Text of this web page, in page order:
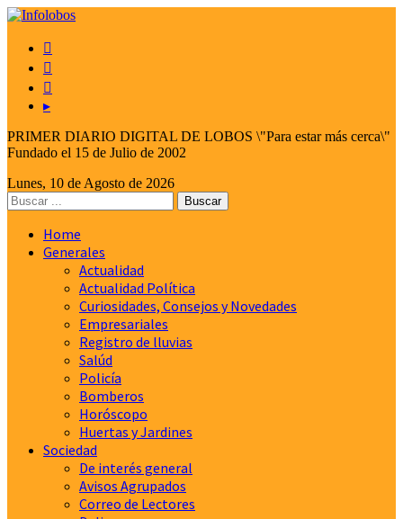



▸
PRIMER DIARIO DIGITAL DE LOBOS \"Para estar más cerca\"
Fundado el 15 de Julio de 2002
Lunes, 10 de Agosto de 2026
Home
Generales
Actualidad
Actualidad Política
Curiosidades, Consejos y Novedades
Empresariales
Registro de lluvias
Salúd
Policía
Bomberos
Horóscopo
Huertas y Jardines
Sociedad
De interés general
Avisos Agrupados
Correo de Lectores